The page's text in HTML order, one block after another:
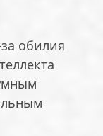
обилия